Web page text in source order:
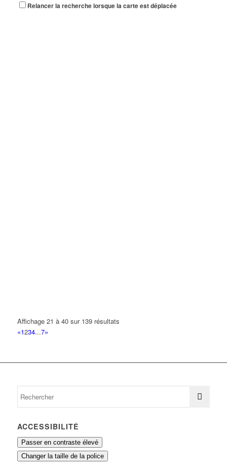
Relancer la recherche lorsque la carte est déplacée
Affichage 21 à 40 sur 139 résultats
«1234...7»
ACCESSIBILITÉ
Passer en contraste élevé
Changer la taille de la police